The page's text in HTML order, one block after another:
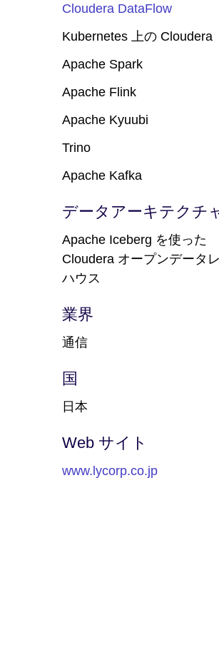
Cloudera DataFlow
Kubernetes 上の Cloudera
Apache Spark
Apache Flink
Apache Kyuubi
Trino
Apache Kafka
データアーキテクチ
Apache Iceberg を使った
Cloudera オープンデータ
ハウス
業界
通信
国
日本
Web サイト
www.lycorp.co.jp